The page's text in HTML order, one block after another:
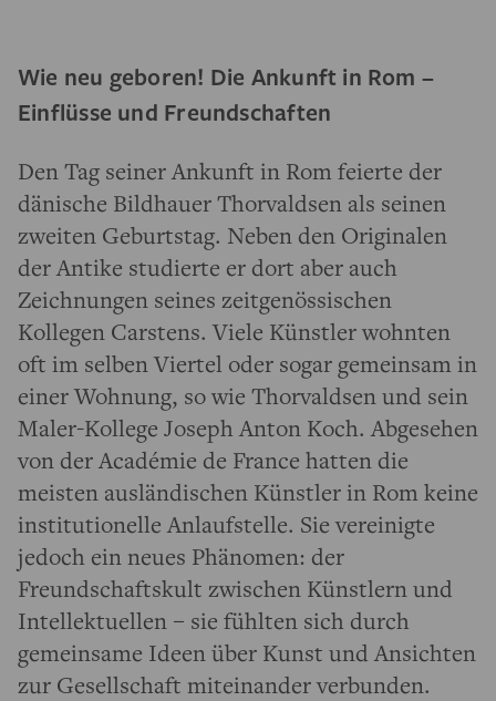
Wie neu geboren! Die Ankunft in Rom –
Einflüsse und Freundschaften
Den Tag seiner Ankunft in Rom feierte der
dänische Bildhauer Thorvaldsen als seinen
zweiten Geburtstag. Neben den Originalen
der Antike studierte er dort aber auch
Zeichnungen seines zeitgenössischen
Kollegen Carstens. Viele Künstler wohnten
oft im selben Viertel oder sogar gemeinsam in
einer Wohnung, so wie Thorvaldsen und sein
Maler-Kollege Joseph Anton Koch. Abgesehen
von der Académie de France hatten die
meisten ausländischen Künstler in Rom keine
institutionelle Anlaufstelle. Sie vereinigte
jedoch ein neues Phänomen: der
Freundschaftskult zwischen Künstlern und
Intellektuellen – sie fühlten sich durch
gemeinsame Ideen über Kunst und Ansichten
zur Gesellschaft miteinander verbunden.